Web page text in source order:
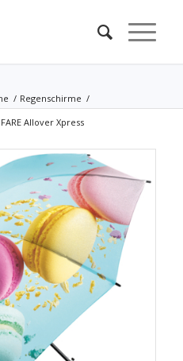
/ Regenschirme /
Allover Xpress